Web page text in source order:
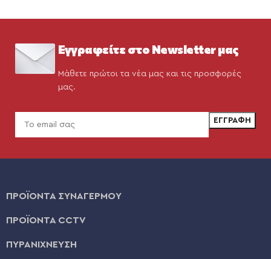
Εγγραφείτε στο Newsletter μας
Μάθετε πρώτοι τα νέα μας και τις προσφορές
μας.
ΠΡΟΪΟΝΤΑ ΣΥΝΑΓΕΡΜΟΥ
ΠΡΟΪΟΝΤΑ CCTV
ΠΥΡΑΝΙΧΝΕΥΣΗ